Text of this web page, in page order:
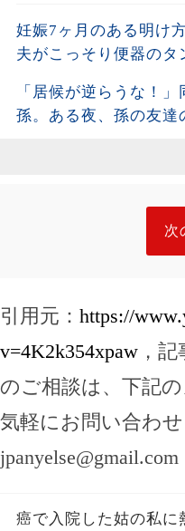
妊娠7ヶ月のある明け
夫がこっそり便器のタ
は声も出せず凍りつ
「居候が逆らうな！
孫。ある夜、孫の友達
次
引用元： https://
v=4K2k354xpaw ，
のご相談は、下記
気軽にお問い合わせ
jpanyelse@gmail.com
癌で入院した姑の私に